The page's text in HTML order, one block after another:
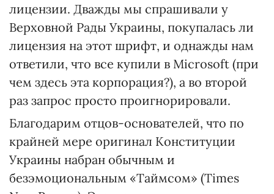
лицензии. Дважды мы спрашивали у
Верховной Рады Украины, покупалась ли
лицензия на этот шрифт, и однажды нам
ответили, что все купили в Microsoft (при
чем здесь эта корпорация?), а во второй
раз запрос просто проигнорировали.
Благодарим отцов-основателей, что по
крайней мере оригинал Конституции
Украины набран обычным и
безэмоциональным «Таймсом» (Times